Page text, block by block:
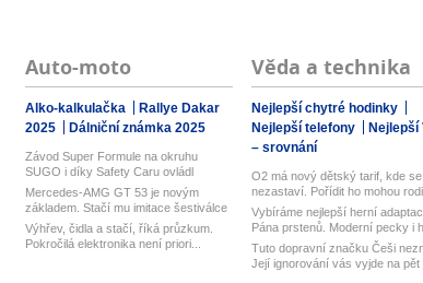
Auto-moto
Alko-kalkulačka
Rallye Dakar
2025
Dálniční známka 2025
Závod Super Formule na okruhu
SUGO i díky Safety Caru ovládl
Fukuzumi....
Mercedes-AMG GT 53 je novým
základem. Stačí mu imitace šestiválce
a 54...
Výhřev, čidla a stačí, říká průzkum.
Pokročilá elektronika není priori...
Věda a technika
Nejlepší chytré hodinky
Nejlepší telefony
Nejlepší
– srovnání
O2 má nový dětský tarif, kde se
nezastaví. Pořídit ho mohou
Vybíráme nejlepší herní
Pána prstenů. Moderní pecky i
Tuto dopravní značku Češi
Její ignorování vás vyjde na pět